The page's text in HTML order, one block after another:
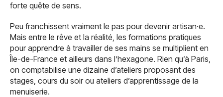
forte quête de sens.
Peu franchissent vraiment le pas pour devenir artisan·e.
Mais entre le rêve et la réalité, les formations pratiques
pour apprendre à travailler de ses mains se multiplient en
Île-de-France et ailleurs dans l’hexagone. Rien qu’à Paris,
on comptabilise une dizaine d’ateliers proposant des
stages, cours du soir ou ateliers d’apprentissage de la
menuiserie.